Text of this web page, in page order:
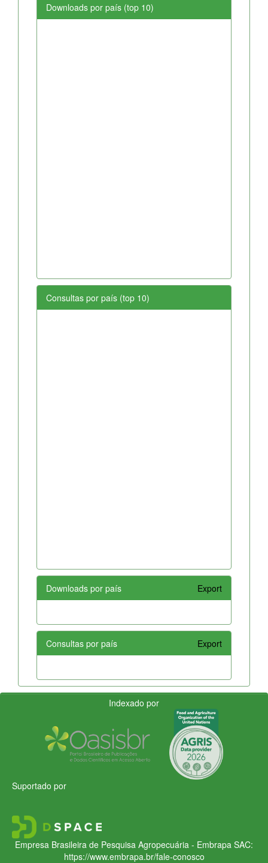
Downloads por país (top 10)
Consultas por país (top 10)
Downloads por país Export
Consultas por país Export
Indexado por
Suportado por
Empresa Brasileira de Pesquisa Agropecuária - Embrapa SAC:
https://www.embrapa.br/fale-conosco